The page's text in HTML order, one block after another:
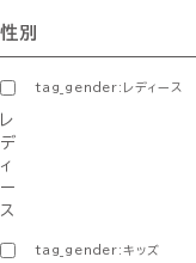
性別
tag_gender:レディース
レ
デ
ィ
ー
ス
tag_gender:キッズ